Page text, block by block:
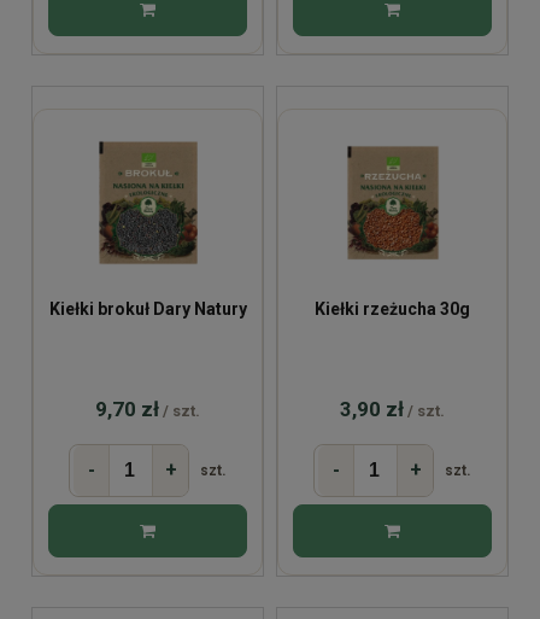
Kiełki brokuł Dary Natury
9,70 zł / szt.
- + szt.
Kiełki rzeżucha 30g
3,90 zł / szt.
- + szt.